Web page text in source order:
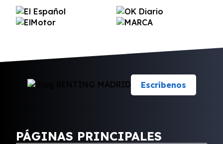
Escríbenos
PÁGINAS PRINCIPALES